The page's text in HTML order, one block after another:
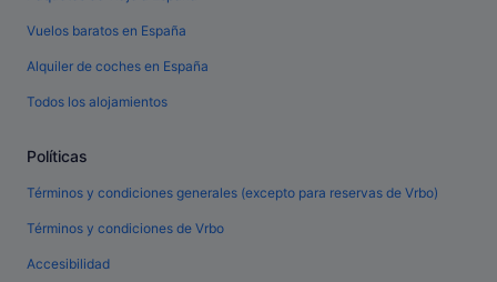
Vuelos baratos en España
Alquiler de coches en España
Todos los alojamientos
Políticas
Términos y condiciones generales (excepto para reservas de Vrbo)
Términos y condiciones de Vrbo
Accesibilidad